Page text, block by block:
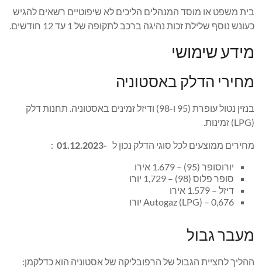
בית משפט או מוסד המנהלים הליכים לא שיפוטיים רשאים להגיש
כעונש נוסף שלילת זכות נהיגה ברכב לתקופה של 1 עד 12 חודשים.
מידע שימושי
מחירי הדלק באסטוניה
בנזין נטול עופרת (95 ו-98) ודיזל זמינים באסטוניה. תחנות דלק
(LPG) זמינות.
מחירים ממוצעים לכל סוגי הדלק נכון ל -01.12.2023
:
יורוסופר (95) – 1.679 אירו
סופר פלוס (98) – 1,729 יורו
דיזל – 1.579 אירו
Autogaz (LPG) – 0,676 יורו
מעבר גבול
ההליך לחציית הגבול של הרפובליקה של אסטוניה הוא כדלקמן: